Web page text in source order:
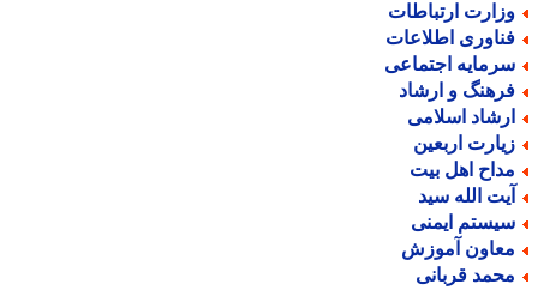
ارتباطات
اطلاعات
اجتماعی
و ارشاد
اسلامی
اربعین
اهل بیت
الله سید
ایمنی
آموزش
قربانی